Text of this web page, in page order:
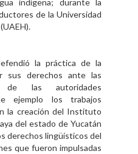
indígena; durante la
de la Universidad
la práctica de la
sus derechos ante las
de las autoridades
ejemplo los trabajos
la creación del Instituto
del estado de Yucatán
derechos lingüísticos del
que fueron impulsadas